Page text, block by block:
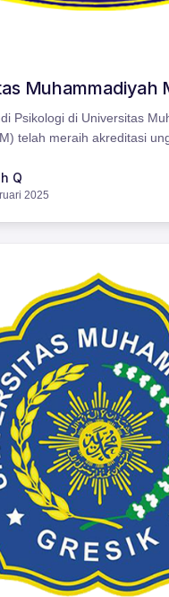
Muhammadiyah
Psikologi di Universitas
telah meraih akreditasi
Q
2025